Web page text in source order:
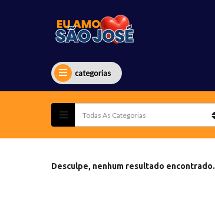
categorias
Desculpe, nenhum resultado encontrado.